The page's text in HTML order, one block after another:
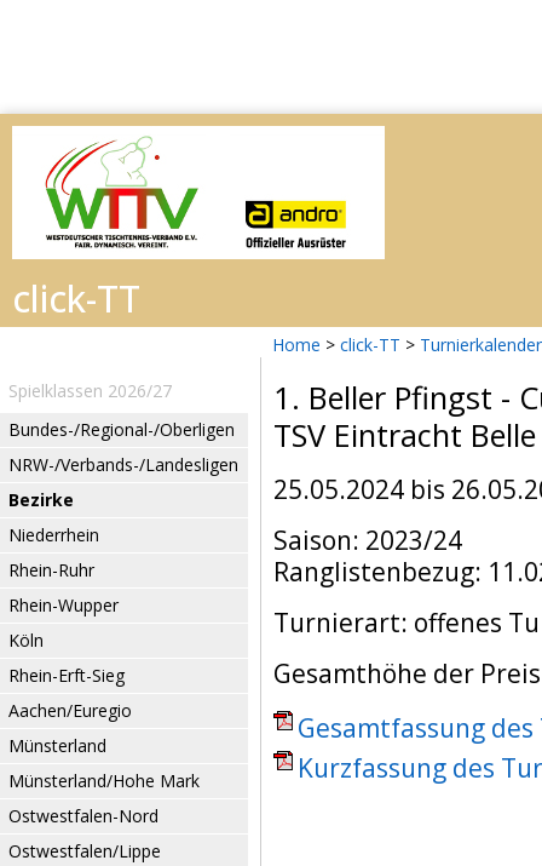
Home > click-TT > Turnierkalender
Spielklassen 2026/27
Bundes-/Regional-/Oberligen
NRW-/Verbands-/Landesligen
Bezirke
Niederrhein
Rhein-Ruhr
Rhein-Wupper
Köln
Rhein-Erft-Sieg
Aachen/Euregio
Münsterland
Münsterland/Hohe Mark
Ostwestfalen-Nord
Ostwestfalen/Lippe
1. Beller Pfingst -
TSV Eintracht Belle
25.05.2024 bis
Saison: 2023/24
Ranglistenbezug:
Turnierart: offenes
Gesamthöhe der
Gesamtfassung
Kurzfassung des